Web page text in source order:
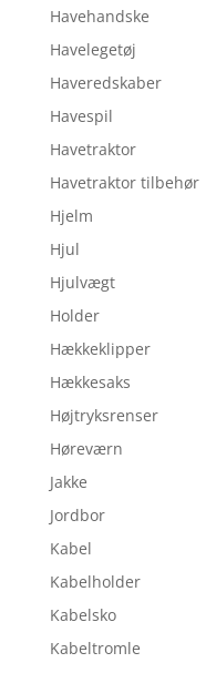
Havehandske
Havelegetøj
Haveredskaber
Havespil
Havetraktor
Havetraktor tilbehør
Hjelm
Hjul
Hjulvægt
Holder
Hækkeklipper
Hækkesaks
Højtryksrenser
Høreværn
Jakke
Jordbor
Kabel
Kabelholder
Kabelsko
Kabeltromle